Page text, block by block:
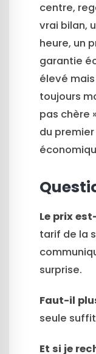
centre,
vrai bilan,
heure, un
garantie
élevé
toujours
pas chère
du
Le prix
tarif de la
surprise.
Faut-il
seule
Et si je